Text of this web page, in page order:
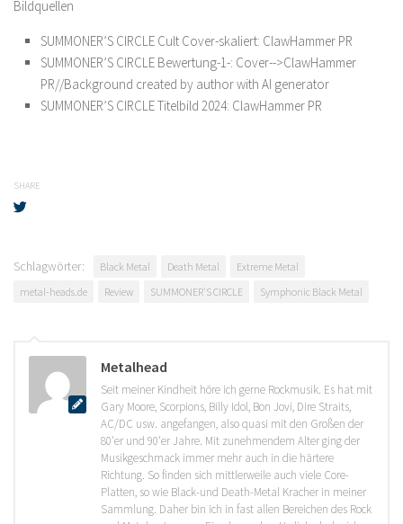
Bildquellen
SUMMONER’S CIRCLE Cult Cover-skaliert: ClawHammer PR
SUMMONER’S CIRCLE Bewertung-1-: Cover-->ClawHammer
PR//Background created by author with AI generator
SUMMONER’S CIRCLE Titelbild 2024: ClawHammer PR
SHARE
Schlagwörter: Black Metal Death Metal
Extreme Metal
metal-heads.de
Review SUMMONER'S CIRCLE Symphonic Black Metal
Metalhead
Seit meiner Kindheit höre ich gerne Rockmusik. Es hat mit
Gary Moore, Scorpions, Billy Idol, Bon Jovi, Dire Straits,
AC/DC usw. angefangen, also quasi mit den Großen der
80'er und 90'er Jahre. Mit zunehmendem Alter ging der
Musikgeschmack immer mehr auch in die härtere
Richtung. So finden sich mittlerweile auch viele Core-
Platten, so wie Black-und Death-Metal Kracher in meiner
Sammlung. Daher bin ich in fast allen Bereichen des Rock